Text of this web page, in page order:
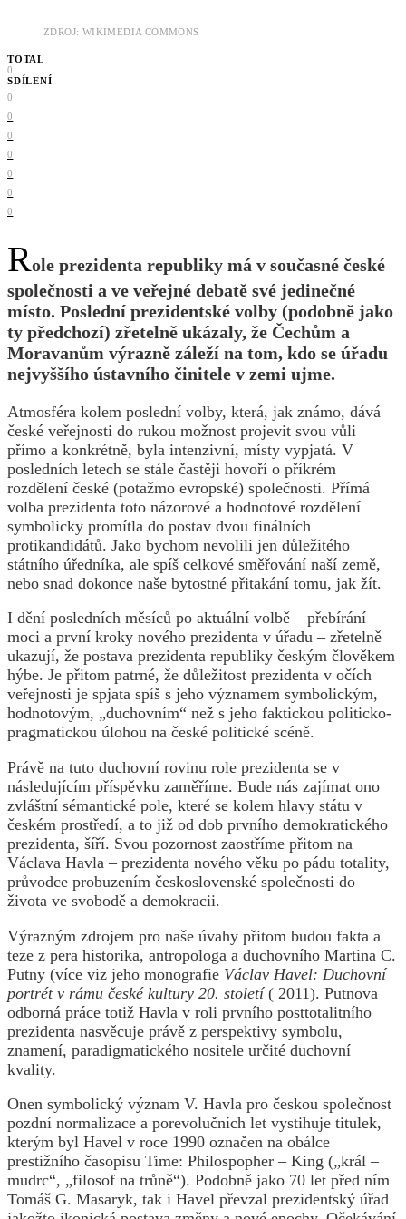
ZDROJ: WIKIMEDIA COMMONS
TOTAL
0
SDÍLENÍ
0
0
0
0
0
0
0
Role prezidenta republiky má v současné české
společnosti a ve veřejné debatě své jedinečné
místo. Poslední prezidentské volby (podobně jako
ty předchozí) zřetelně ukázaly, že Čechům a
Moravanům výrazně záleží na tom, kdo se úřadu
nejvyššího ústavního činitele v zemi ujme.
Atmosféra kolem poslední volby, která, jak známo, dává
české veřejnosti do rukou možnost projevit svou vůli
přímo a konkrétně, byla intenzivní, místy vypjatá. V
posledních letech se stále častěji hovoří o příkrém
rozdělení české (potažmo evropské) společnosti. Přímá
volba prezidenta toto názorové a hodnotové rozdělení
symbolicky promítla do postav dvou finálních
protikandidátů. Jako bychom nevolili jen důležitého
státního úředníka, ale spíš celkové směřování naší země,
nebo snad dokonce naše bytostné přitakání tomu, jak žít.
I dění posledních měsíců po aktuální volbě – přebírání
moci a první kroky nového prezidenta v úřadu – zřetelně
ukazují, že postava prezidenta republiky českým člověkem
hýbe. Je přitom patrné, že důležitost prezidenta v očích
veřejnosti je spjata spíš s jeho významem symbolickým,
hodnotovým, „duchovním“ než s jeho faktickou politicko-
pragmatickou úlohou na české politické scéně.
Právě na tuto duchovní rovinu role prezidenta se v
následujícím příspěvku zaměříme. Bude nás zajímat ono
zvláštní sémantické pole, které se kolem hlavy státu v
českém prostředí, a to již od dob prvního demokratického
prezidenta, šíří. Svou pozornost zaostříme přitom na
Václava Havla – prezidenta nového věku po pádu totality,
průvodce probuzením československé společnosti do
života ve svobodě a demokracii.
Výrazným zdrojem pro naše úvahy přitom budou fakta a
teze z pera historika, antropologa a duchovního Martina C.
Putny (více viz jeho monografie Václav Havel: Duchovní
portrét v rámu české kultury 20. století( 2011). Putnova
odborná práce totiž Havla v roli prvního posttotalitního
prezidenta nasvěcuje právě z perspektivy symbolu,
znamení, paradigmatického nositele určité duchovní
kvality.
Onen symbolický význam V. Havla pro českou společnost
pozdní normalizace a porevolučních let vystihuje titulek,
kterým byl Havel v roce 1990 označen na obálce
prestižního časopisu Time: Philospopher – King („král –
mudrc“, „filosof na trůně“). Podobně jako 70 let před ním
Tomáš G. Masaryk, tak i Havel převzal prezidentský úřad